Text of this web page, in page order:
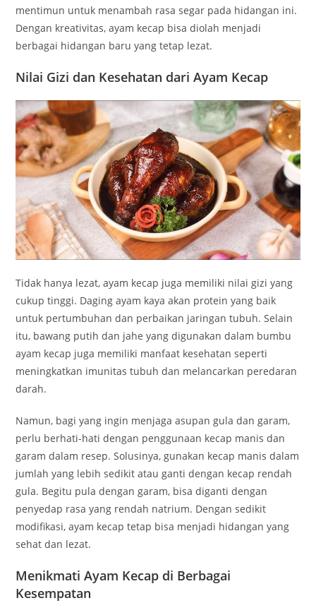
mentimun untuk menambah rasa segar pada hidangan ini.
Dengan kreativitas, ayam kecap bisa diolah menjadi
berbagai hidangan baru yang tetap lezat.
Nilai Gizi dan Kesehatan dari Ayam Kecap
Tidak hanya lezat, ayam kecap juga memiliki nilai gizi yang
cukup tinggi. Daging ayam kaya akan protein yang baik
untuk pertumbuhan dan perbaikan jaringan tubuh. Selain
itu, bawang putih dan jahe yang digunakan dalam bumbu
ayam kecap juga memiliki manfaat kesehatan seperti
meningkatkan imunitas tubuh dan melancarkan peredaran
darah.
Namun, bagi yang ingin menjaga asupan gula dan garam,
perlu berhati-hati dengan penggunaan kecap manis dan
garam dalam resep. Solusinya, gunakan kecap manis dalam
jumlah yang lebih sedikit atau ganti dengan kecap rendah
gula. Begitu pula dengan garam, bisa diganti dengan
penyedap rasa yang rendah natrium. Dengan sedikit
modifikasi, ayam kecap tetap bisa menjadi hidangan yang
sehat dan lezat.
Menikmati Ayam Kecap di Berbagai
Kesempatan